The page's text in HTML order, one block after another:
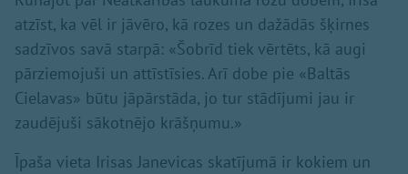
atzīst, ka vēl ir jāvēro, kā rozes un dažādās šķirnes
sadzīvos savā starpā: «Šobrīd tiek vērtēts, kā augi
pārziemojuši un attīstīsies. Arī dobe pie «Baltās
Cielavas» būtu jāpārstāda, jo tur stādījumi jau ir
zaudējuši sākotnējo krāšņumu.»
Īpaša vieta Irisas Janevicas skatījumā ir kokiem un